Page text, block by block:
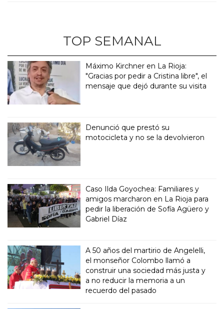
TOP SEMANAL
Máximo Kirchner en La Rioja:
"Gracias por pedir a Cristina libre", el
mensaje que dejó durante su visita
Denunció que prestó su
motocicleta y no se la devolvieron
Caso Ilda Goyochea: Familiares y
amigos marcharon en La Rioja para
pedir la liberación de Sofía Agüero y
Gabriel Díaz
A 50 años del martirio de Angelelli,
el monseñor Colombo llamó a
construir una sociedad más justa y
a no reducir la memoria a un
recuerdo del pasado